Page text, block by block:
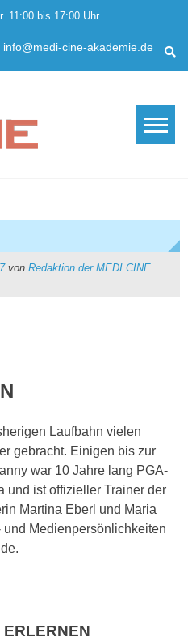
11:00 bis 17:00 Uhr
info@medi-cine-akademie.de
von Redaktion der MEDI CINE
Laufbahn vielen
gebracht. Einigen bis zur
war 10 Jahre lang PGA-
und ist offizieller Trainer der
Martina Eberl und Maria
Medienpersönlichkeiten